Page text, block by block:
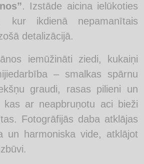
. Izstāde aicina ielūkoties
kur ikdienā nepamanītais
detalizācijā.
iemūžināti ziedi, kukaiņi
– smalkas spārnu
graudi, rasas pilieni un
kas ar neapbruņotu aci bieži
Fotogrāfijās daba atklājas
un harmoniska vide, atklājot